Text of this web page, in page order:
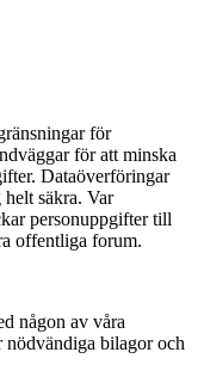
för
för att minska
Dataöverföringar
säkra. Var
personuppgifter till
offentliga forum.
någon av våra
bilagor och